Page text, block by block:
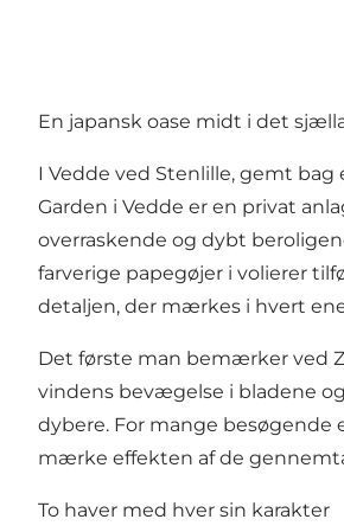
En japansk oase midt i det
I Vedde ved Stenlille, gemt
Garden i Vedde er en privat
overraskende og dybt
farverige papegøjer i volierer
detaljen, der mærkes i hvert
Det første man bemærker ved
vindens bevægelse i bladene
dybere. For mange besøgende
mærke effekten af de
To haver med hver sin karakter